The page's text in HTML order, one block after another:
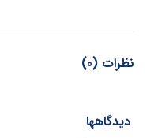
نظرات (0)
دیدگاهها